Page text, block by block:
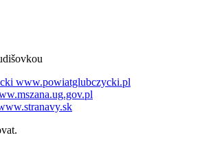
www.powiatglubczycki.pl